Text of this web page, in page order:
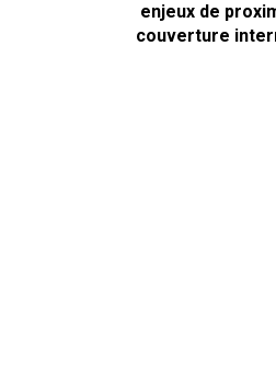
enjeux de
couverture